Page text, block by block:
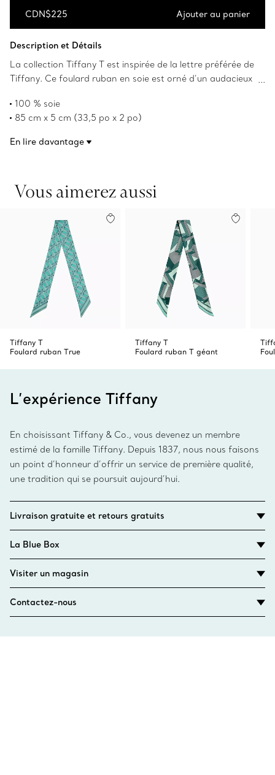
CDN$225 Ajouter au panier
Description et Détails
La collection Tiffany T est inspirée de la lettre préférée de
Tiffany. Ce foulard ruban en soie est orné d’un audacieux
ton sur ton rose cristal. Ornez-le d’un anneau pour
foulard Tiffany ou nouez-le joliment autour de votre sac à
100 % soie
85 cm x 5 cm (33,5 po x 2 po)
Numéro de produit:72020812
En lire davantage
Vous aimerez aussi
Tiffany T
Foulard ruban True
Tiffany T
Foulard ruban T géant
L’expérience Tiffany
En choisissant Tiffany & Co., vous devenez un membre
estimé de la famille Tiffany. Depuis 1837, nous nous faisons
un point d’honneur d’offrir un service de première qualité,
une tradition qui se poursuit aujourd’hui.
Livraison gratuite et retours gratuits
La Blue Box
Visiter un magasin
Contactez-nous